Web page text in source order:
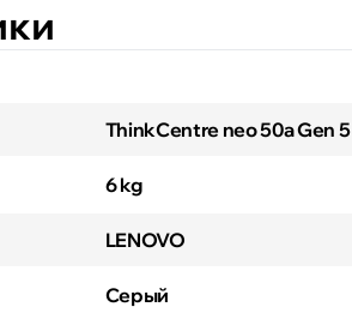
ThinkCentre neo 50a Gen 5
6 kg
LENOVO
Серый